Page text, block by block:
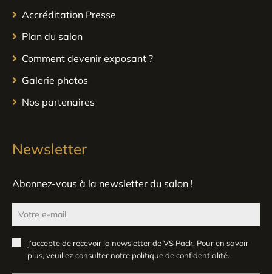
Accréditation Presse
Plan du salon
Comment devenir exposant ?
Galerie photos
Nos partenaires
Newsletter
Abonnez-vous à la newsletter du salon !
J’accepte de recevoir la newsletter de VS Pack. Pour en savoir
plus, veuillez consulter notre politique de confidentialité.